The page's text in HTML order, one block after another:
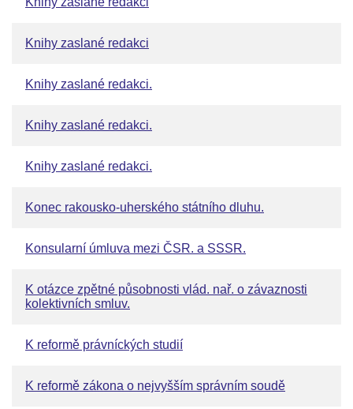
Knihy zaslané redakci
Knihy zaslané redakci.
Knihy zaslané redakci.
Knihy zaslané redakci.
Konec rakousko-uherského státního dluhu.
Konsularní úmluva mezi ČSR. a SSSR.
K otázce zpětné působnosti vlád. nař. o závaznosti
kolektivních smluv.
K reformě právníckých studií
K reformě zákona o nejvyšším správním soudě